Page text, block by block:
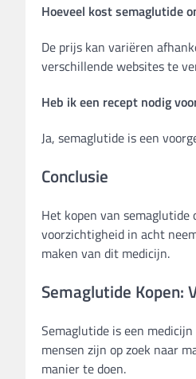
Hoeveel kost semaglutide
De prijs kan variëren
verschillende websites te
Heb ik een recept nodig
Ja, semaglutide is een
Conclusie
Het kopen van semaglutide
voorzichtigheid in acht
maken van dit medicijn.
Semaglutide Kopen:
Semaglutide is een
mensen zijn op zoek naar
manier te doen.